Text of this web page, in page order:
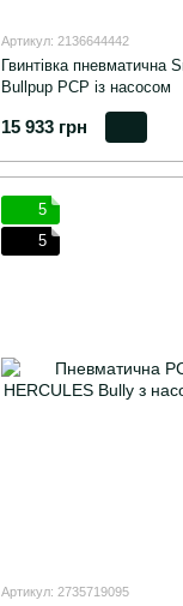
Артикул: 2136644442
Гвинтівка пневматична
Bullpup PCP із насосом
15 933 грн
5
5
Артикул: 2735719095